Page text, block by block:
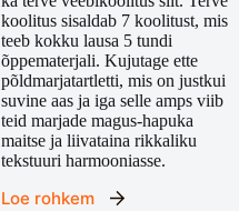
koolitus sisaldab 7 koolitust, mis
teeb kokku lausa 5 tundi
õppematerjali. Kujutage ette
põldmarjatartletti, mis on justkui
suvine aas ja iga selle amps viib
teid marjade magus-hapuka
maitse ja liivataina rikkaliku
tekstuuri harmooniasse.
Loe rohkem